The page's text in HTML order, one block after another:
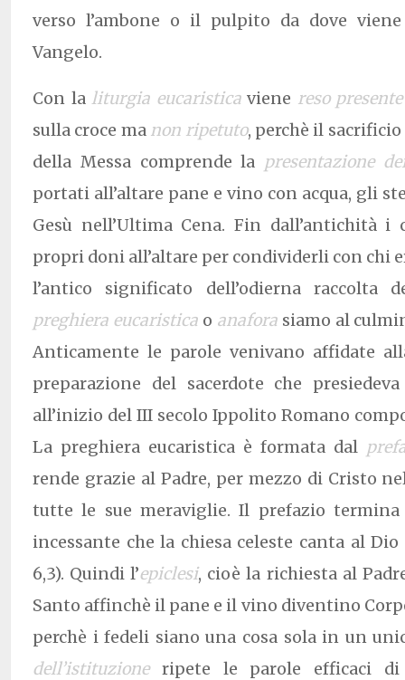
verso l’ambone o il pulpito da dove
Vangelo.
Con laliturgia eucaristicaviene reso presente
sulla croce ma non ripetuto, perchè il
della Messa comprende la presentazione
portati all’altare pane e vino con acqua, gli
Gesù nell’Ultima Cena. Fin dall’antichità
propri doni all’altare per condividerli con chi
l’antico significato dell’odierna raccolta
preghiera eucaristica o anaforasiamo al
Anticamente le parole venivano affidate
preparazione del sacerdote che
all’inizio del III secolo Ippolito Romano
La preghiera eucaristica è formata dal
rende grazie al Padre, per mezzo di Cristo
tutte le sue meraviglie. Il prefazio
incessante che la chiesa celeste canta al
6,3). Quindi l’epiclesi, cioè la richiesta al
Santo affinchè il pane e il vino diventino
perchè i fedeli siano una cosa sola in un
dell’istituzioneripete le parole efficaci di